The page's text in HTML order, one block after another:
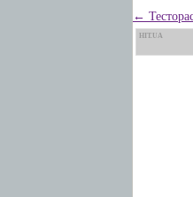
←
HIT.UA